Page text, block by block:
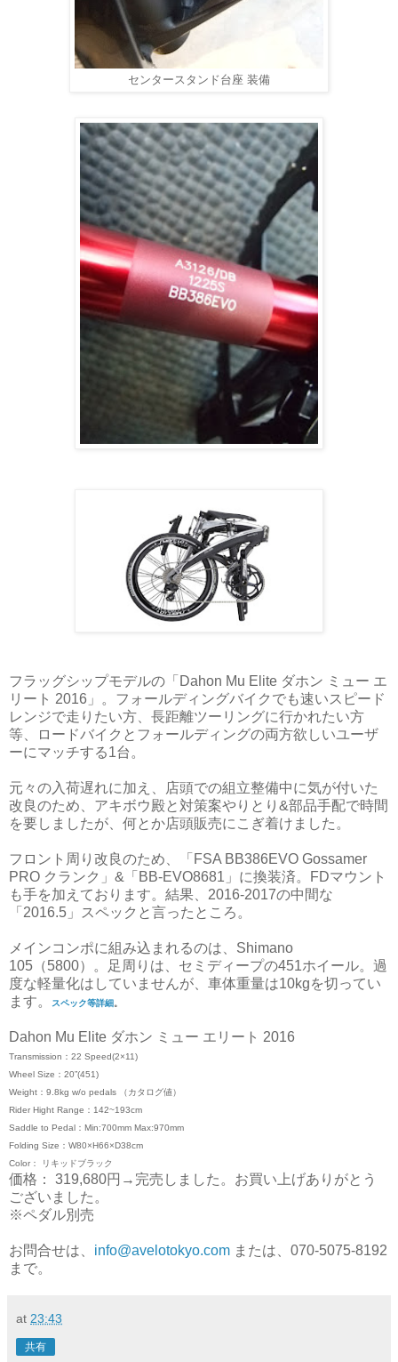
センタースタンド台座 装備
フラッグシップモデルの「Dahon Mu Elite ダホン ミュー エ
リート 2016」。フォールディングバイクでも速いスピード
レンジで走りたい方、長距離ツーリングに行かれたい方
等、ロードバイクとフォールディングの両方欲しいユーザ
ーにマッチする1台。
元々の入荷遅れに加え、店頭での組立整備中に気が付いた
改良のため、アキボウ殿と対策案やりとり&部品手配で時間
を要しましたが、何とか店頭販売にこぎ着けました。
フロント周り改良のため、「FSA BB386EVO Gossamer
PRO クランク」&「BB-EVO8681」に換装済。FDマウント
も手を加えております。結果、2016-2017の中間な
「2016.5」スペックと言ったところ。
メインコンポに組み込まれるのは、Shimano
105（5800）。足周りは、セミディープの451ホイール。過
度な軽量化はしていませんが、車体重量は10kgを切ってい
ます。
スペック等詳細。
Dahon Mu Elite ダホン ミュー エリート 2016
Transmission：22 Speed(2×11)
Wheel Size：20”(451)
Weight：9.8kg w/o pedals （カタログ値）
Rider Hight Range：142~193cm
Saddle to Pedal：Min:700mm Max:970mm
Folding Size：W80×H66×D38cm
Color： リキッドブラック
価格： 319,680円→完売しました。お買い上げありがとう
ございました。
※ペダル別売
お問合せは、 info@avelotokyo.com または、070-5075-8192
まで。
at 23:43
共有